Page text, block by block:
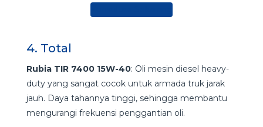
4. Total
Rubia TIR 7400 15W-40: Oli mesin diesel heavy-
duty yang sangat cocok untuk armada truk jarak
jauh. Daya tahannya tinggi, sehingga membantu
mengurangi frekuensi penggantian oli.